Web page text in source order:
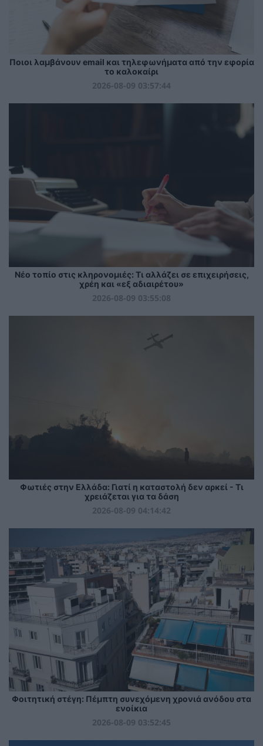
Ποιοι λαμβάνουν email και τηλεφωνήματα από την εφορία
το καλοκαίρι
2026-08-09 03:57:44
Νέο τοπίο στις κληρονομιές: Τι αλλάζει σε επιχειρήσεις,
χρέη και «εξ αδιαιρέτου»
2026-08-09 03:55:08
Φωτιές στην Ελλάδα: Γιατί η καταστολή δεν αρκεί - Τι
χρειάζεται για τα δάση
2026-08-09 04:14:42
Φοιτητική στέγη: Πέμπτη συνεχόμενη χρονιά ανόδου στα
ενοίκια
2026-08-09 03:52:45